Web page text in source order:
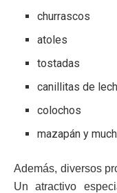
churrascos
atoles
tostadas
canillitas de
colochos
mazapán y
Además, diversos
Un atractivo